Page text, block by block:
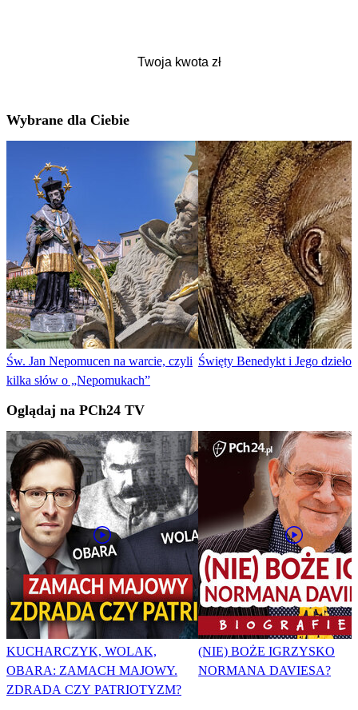
Wybrane dla Ciebie
Św. Jan Nepomucen na warcie, czyli
kilka słów o „Nepomukach”
Święty Benedykt i Jego dzieło
Oglądaj na PCh24 TV
KUCHARCZYK, WOLAK,
OBARA: ZAMACH MAJOWY.
ZDRADA CZY PATRIOTYZM?
(NIE) BOŻE IGRZYSKO
NORMANA DAVIESA?